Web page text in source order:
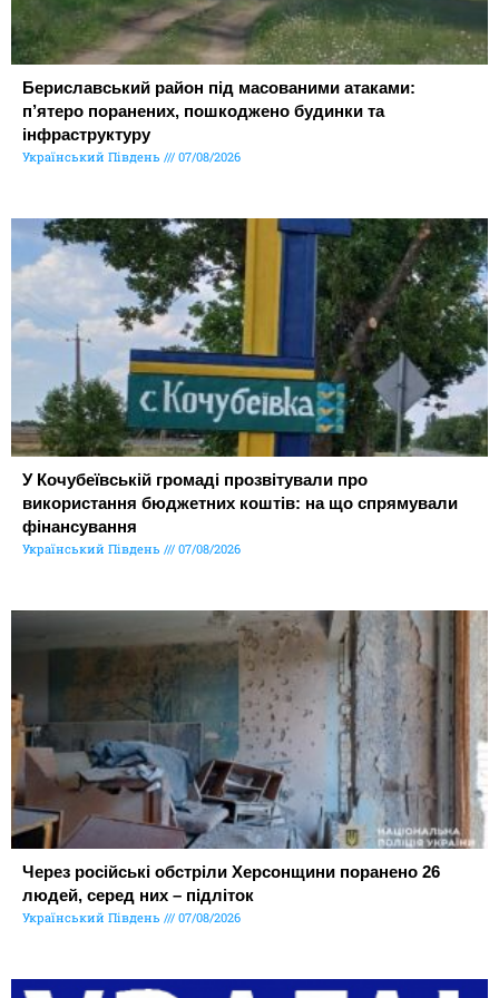
Бериславський район під масованими атаками:
п’ятеро поранених, пошкоджено будинки та
інфраструктуру
Український Південь 07/08/2026
У Кочубеївській громаді прозвітували про
використання бюджетних коштів: на що спрямували
фінансування
Український Південь 07/08/2026
Через російські обстріли Херсонщини поранено 26
людей, серед них – підліток
Український Південь 07/08/2026